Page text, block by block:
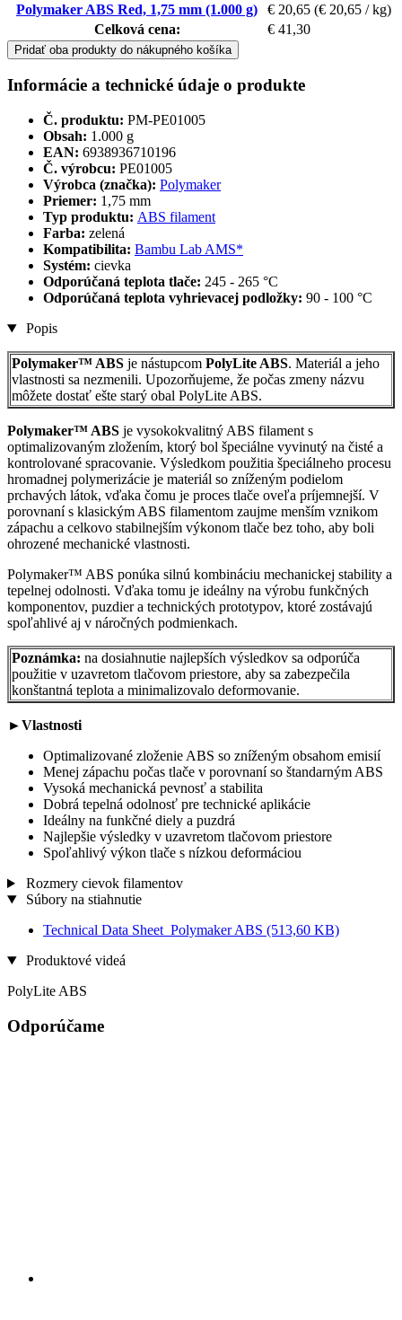
Polymaker ABS Red, 1,75 mm (1.000 g)
€ 20,65 (€ 20,65 / kg)
Celková cena:
€ 41,30
Pridať oba produkty do nákupného košíka
Informácie a technické údaje o produkte
Č. produktu: PM-PE01005
Obsah: 1.000 g
EAN: 6938936710196
Č. výrobcu: PE01005
Výrobca (značka): Polymaker
Priemer: 1,75 mm
Typ produktu: ABS filament
Farba: zelená
Kompatibilita: Bambu Lab AMS*
Systém: cievka
Odporúčaná teplota tlače: 245 - 265 °C
Odporúčaná teplota vyhrievacej podložky: 90 - 100 °C
Popis
Polymaker™ ABS je nástupcom PolyLite ABS. Materiál a jeho
vlastnosti sa nezmenili. Upozorňujeme, že počas zmeny názvu
môžete dostať ešte starý obal PolyLite ABS.
Polymaker™ ABS je vysokokvalitný ABS filament s
optimalizovaným zložením, ktorý bol špeciálne vyvinutý na čisté a
kontrolované spracovanie. Výsledkom použitia špeciálneho procesu
hromadnej polymerizácie je materiál so zníženým podielom
prchavých látok, vďaka čomu je proces tlače oveľa príjemnejší. V
porovnaní s klasickým ABS filamentom zaujme menším vznikom
zápachu a celkovo stabilnejším výkonom tlače bez toho, aby boli
ohrozené mechanické vlastnosti.
Polymaker™ ABS ponúka silnú kombináciu mechanickej stability a
tepelnej odolnosti. Vďaka tomu je ideálny na výrobu funkčných
komponentov, puzdier a technických prototypov, ktoré zostávajú
spoľahlivé aj v náročných podmienkach.
Poznámka: na dosiahnutie najlepších výsledkov sa odporúča
použitie v uzavretom tlačovom priestore, aby sa zabezpečila
konštantná teplota a minimalizovalo deformovanie.
►Vlastnosti
Optimalizované zloženie ABS so zníženým obsahom emisií
Menej zápachu počas tlače v porovnaní so štandarným ABS
Vysoká mechanická pevnosť a stabilita
Dobrá tepelná odolnosť pre technické aplikácie
Ideálny na funkčné diely a puzdrá
Najlepšie výsledky v uzavretom tlačovom priestore
Spoľahlivý výkon tlače s nízkou deformáciou
Rozmery cievok filamentov
Súbory na stiahnutie
Technical Data Sheet_Polymaker ABS (513,60 KB)
Produktové videá
PolyLite ABS
Odporúčame